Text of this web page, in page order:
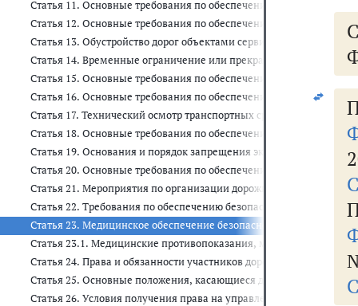
Статья 11. Основные требования по обеспечению безопасности
Статья 12. Основные требования по обеспечению безопасности
Статья 13. Обустройство дорог объектами сервиса
Статья 14. Временные ограничение или прекращение движения
Статья 15. Основные требования по обеспечению безопасности
Статья 16. Основные требования по обеспечению безопасности
Статья 17. Технический осмотр транспортных средств
Статья 18. Основные требования по обеспечению безопасности
Статья 19. Основания и порядок запрещения эксплуатации
Статья 20. Основные требования по обеспечению безопасности
Статья 21. Мероприятия по организации дорожного движения
Статья 22. Требования по обеспечению безопасности дорожного
Статья 23. Медицинское обеспечение безопасности дорожного
Статья 23.1. Медицинские противопоказания, медицинские
Статья 24. Права и обязанности участников дорожного движения
Статья 25. Основные положения, касающиеся допуска к
Статья 26. Условия получения права на управление